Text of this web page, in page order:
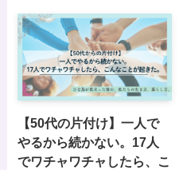
【50代の片付け】一人で
やるから続かない。17人
でワチャワチャしたら、こ